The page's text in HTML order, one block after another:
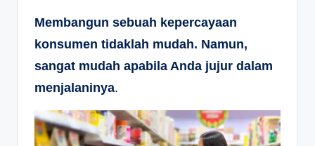
Membangun sebuah kepercayaan
konsumen tidaklah mudah. Namun,
sangat mudah apabila Anda jujur dalam
menjalaninya.